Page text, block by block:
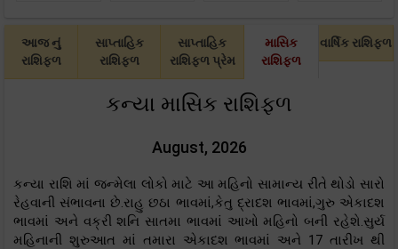
આજ નું
રાશિફળ
સાપ્તાહિક
રાશિફળ
સાપ્તાહિક
રાશિફળ પ્રેમ
માસિક
રાશિફળ
વાર્ષિક રાશિફળ
કન્યા માસિક રાશિફળ
August, 2026
કન્યા રાશિ માં જન્મેલા લોકો માટે આ મહિનો સામાન્ય રીતે થોડો સારો
રેહવાની સંભાવના છે.રાહુ છઠા ભાવમાં,કેતુ દ્રાદશ ભાવમાં,ગુરુ એકાદશ
ભાવમાં અને વક્રી શનિ સાતમા ભાવમાં આખો મહિનો બની રહેશે.સુર્ય
મહિનાની શુરુઆત માં તમારા એકાદશ ભાવમાં અને 17 તારીખ થી